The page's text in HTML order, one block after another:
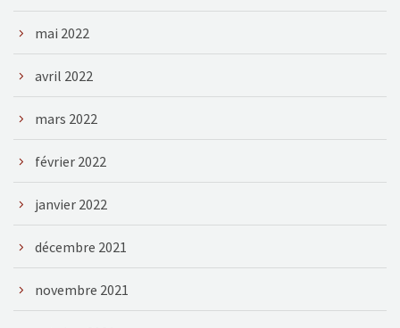
mai 2022
avril 2022
mars 2022
février 2022
janvier 2022
décembre 2021
novembre 2021